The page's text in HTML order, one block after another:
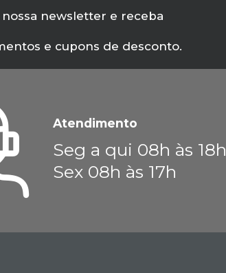
newsletter e receba
e cupons de desconto.
Atendimento
Seg a qui 08h às 18h
Sex 08h às 17h